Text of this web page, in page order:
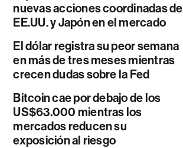
nuevas acciones coordinadas de
EE.UU. y Japón en el mercado
El dólar registra su peor semana
en más de tres meses mientras
crecen dudas sobre la Fed
Bitcoin cae por debajo de los
US$63.000 mientras los
mercados reducen su
exposición al riesgo